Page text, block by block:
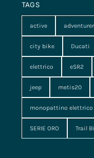
TAGS
active adventurer
city bike Ducati
elettrico eSR2
jeep metis20
monopattino elettrico
SERIE ORO Trail